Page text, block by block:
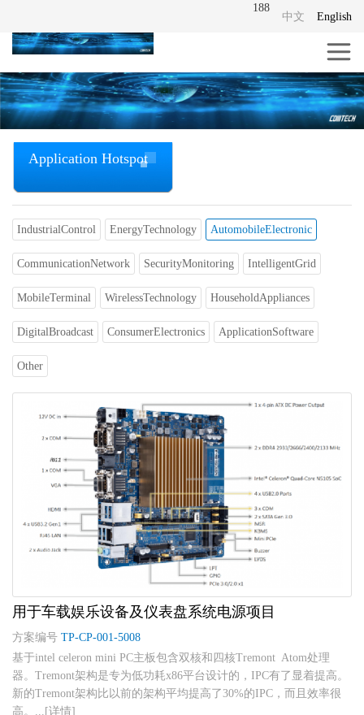
English
中文
188
Application Hotspot
IndustrialControl EnergyTechnology AutomobileElectronic
CommunicationNetwork SecurityMonitoring IntelligentGrid
MobileTerminal WirelessTechnology HouseholdAppliances
DigitalBroadcast ConsumerElectronics ApplicationSoftware
Other
用于车载娱乐设备及仪表盘系统电源项目
方案编号 TP-CP-001-5008
基于intel celeron mini PC主板包含双核和四核Tremont Atom处理
器。Tremont架构是专为低功耗x86平台设计的，IPC有了显着提高。
新的Tremont架构比以前的架构平均提高了30%的IPC，而且效率很
高。...[详情]